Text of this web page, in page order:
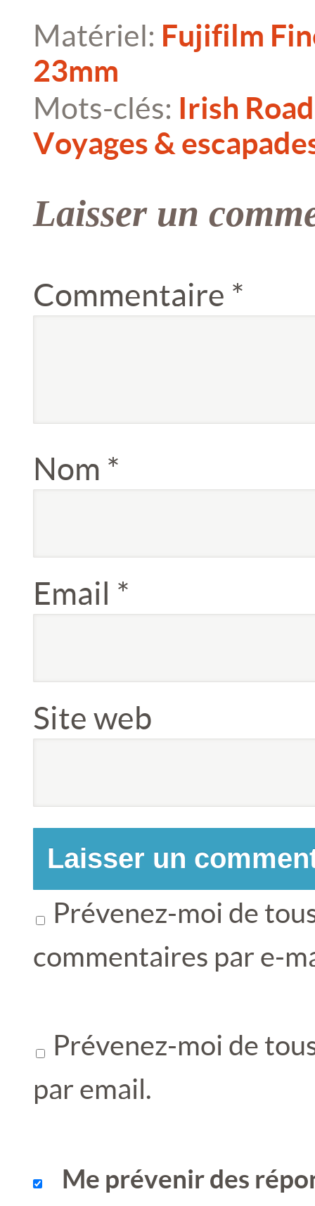
Matériel: Fujifilm
23mm
Mots-clés: Irish
Voyages &
Laisser un
Commentaire *
Nom *
Email *
Site web
Prévenez-moi de
commentaires par e-
Prévenez-moi de
par email.
Me prévenir des